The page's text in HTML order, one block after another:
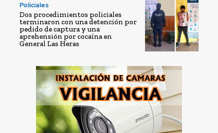
Policiales
Dos procedimientos policiales
terminaron con una detención por
pedido de captura y una
aprehensión por cocaína en
General Las Heras